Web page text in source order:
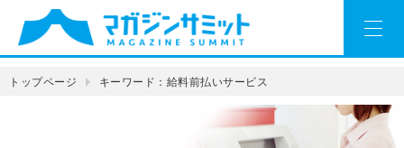
トップページ キーワード：給料前払いサービス